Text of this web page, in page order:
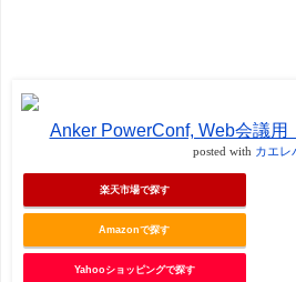
Anker PowerConf, Web会議
posted with カエレ
楽天市場で探す
Amazonで探す
Yahooショッピングで探す